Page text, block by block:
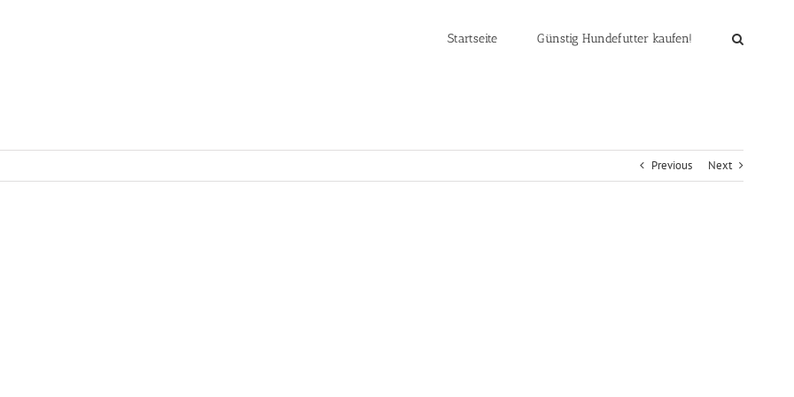
Startseite Günstig Hundefutter kaufen!
Previous Next